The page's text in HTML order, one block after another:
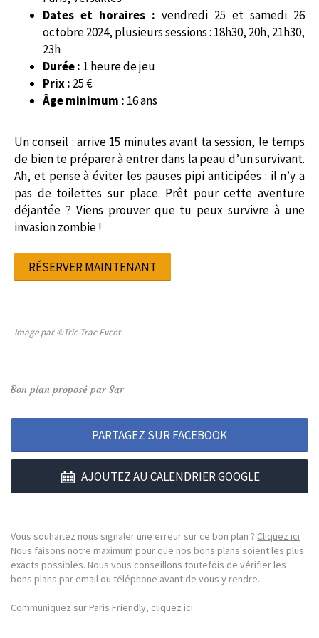
Dates et horaires : vendredi 25 et samedi 26
octobre 2024, plusieurs sessions : 18h30, 20h, 21h30,
23h
Durée : 1 heure de jeu
Prix : 25 €
Âge minimum : 16 ans
Un conseil : arrive 15 minutes avant ta session, le temps
de bien te préparer à entrer dans la peau d’un survivant.
Ah, et pense à éviter les pauses pipi anticipées : il n’y a
pas de toilettes sur place. Prêt pour cette aventure
déjantée ? Viens prouver que tu peux survivre à une
invasion zombie !
RÉSERVER MAINTENANT
Image par ©Tric-Trac Event
Bon plan proposé par Sar
PARTAGEZ SUR FACEBOOK
AJOUTEZ AU CALENDRIER GOOGLE
Vous souhaitez nous signaler une erreur sur ce bon plan ? Cliquez ici
Nous faisons notre maximum pour que nos bons plans soient les plus
exacts possibles. Nous vous conseillons toutefois de vérifier les
bons plans par email ou téléphone avant de vous y rendre.
Communiquez sur Paris Friendly, cliquez ici